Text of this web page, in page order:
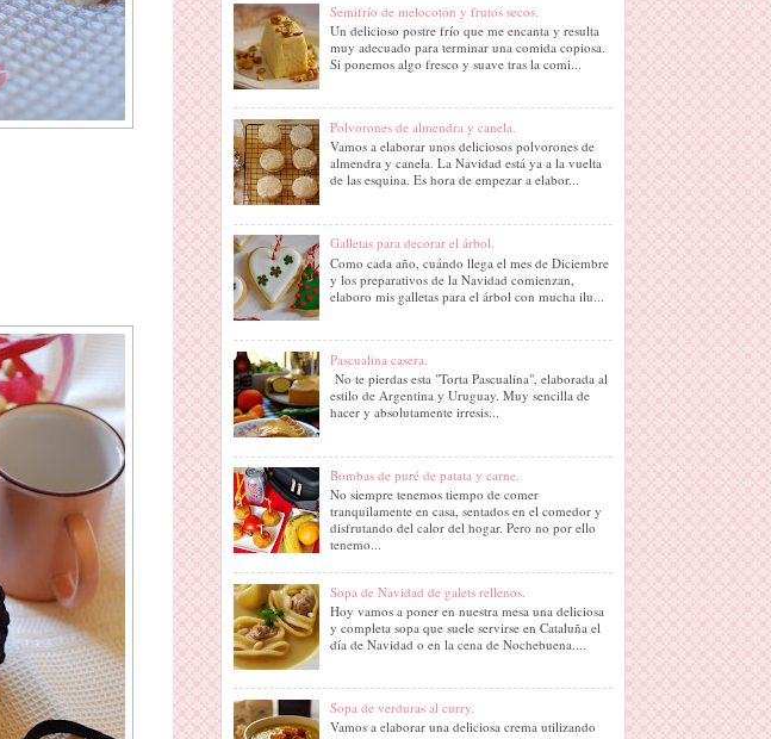
Semifrío de melocotón y frutos secos.
Un delicioso postre frío que me encanta y resulta
muy adecuado para terminar una comida copiosa.
Si ponemos algo fresco y suave tras la comi...
Polvorones de almendra y canela.
Vamos a elaborar unos deliciosos polvorones de
almendra y canela. La Navidad está ya a la vuelta
de las esquina. Es hora de empezar a elabor...
Galletas para decorar el árbol.
Como cada año, cuándo llega el mes de Diciembre
y los preparativos de la Navidad comienzan,
elaboro mis galletas para el árbol con mucha ilu...
Pascualina casera.
No te pierdas esta "Torta Pascualina", elaborada al
estilo de Argentina y Uruguay. Muy sencilla de
hacer y absolutamente irresis...
Bombas de puré de patata y carne.
No siempre tenemos tiempo de comer
tranquilamente en casa, sentados en el comedor y
disfrutando del calor del hogar. Pero no por ello
tenemo...
Sopa de Navidad de galets rellenos.
Hoy vamos a poner en nuestra mesa una deliciosa
y completa sopa que suele servirse en Cataluña el
día de Navidad o en la cena de Nochebuena....
Sopa de verduras al curry.
Vamos a elaborar una deliciosa crema utilizando